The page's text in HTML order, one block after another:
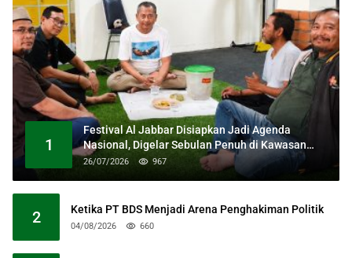
1
Festival Al Jabbar Disiapkan Jadi Agenda
Nasional, Digelar Sebulan Penuh di Kawasan
Masjid Raya Al Jabbar
26/07/2026 967
2 Ketika PT BDS Menjadi Arena Penghakiman Politik
04/08/2026 660